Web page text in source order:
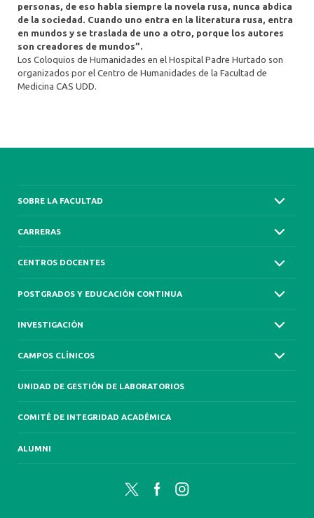
personas, de eso habla siempre la novela rusa, nunca abdica
de la sociedad. Cuando uno entra en la literatura rusa, entra
en mundos y se traslada de uno a otro, porque los autores
son creadores de mundos”.
Los Coloquios de Humanidades en el Hospital Padre Hurtado son
organizados por el Centro de Humanidades de la Facultad de
Medicina CAS UDD.
SOBRE LA FACULTAD
CARRERAS
CENTROS DOCENTES
POSTGRADOS Y EDUCACIÓN CONTINUA
INVESTIGACIÓN
CAMPOS CLÍNICOS
UNIDAD DE GESTIÓN DE LABORATORIOS
COMITÉ DE INTEGRIDAD ACADÉMICA
ALUMNI
Twitter FacebookInstagram